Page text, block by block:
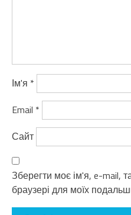
Ім'я *
Email *
Сайт
Зберегти моє ім'я, e-mail,
браузері для моїх